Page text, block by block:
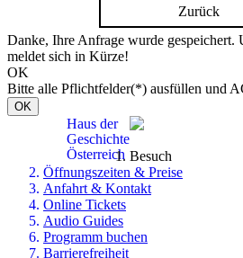
Zurück
Danke, Ihre Anfrage wurde gespeichert.
meldet sich in Kürze!
OK
Bitte alle Pflichtfelder(*) ausfüllen und
OK
Haus der
Geschichte
Österreich Besuch
Öffnungszeiten & Preise
Anfahrt & Kontakt
Online Tickets
Audio Guides
Programm buchen
Barrierefreiheit